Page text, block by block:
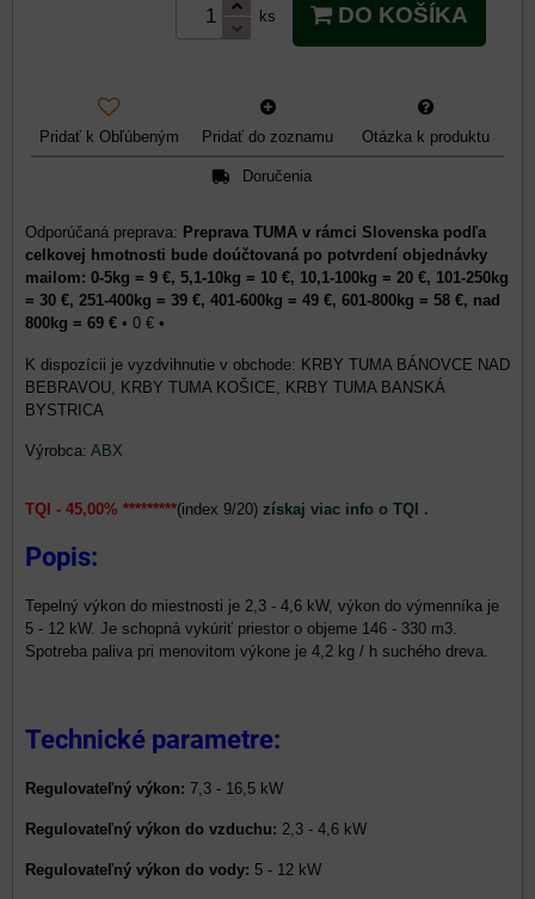
ks DO KOŠÍKA
Pridať k Obľúbeným Pridať do zoznamu Otázka k produktu
Doručenia
Preprava TUMA v rámci Slovenska podľa
celkovej hmotnosti bude doúčtovaná po potvrdení objednávky
mailom: 0-5kg = 9 €, 5,1-10kg = 10 €, 10,1-100kg = 20 €, 101-250kg
= 30 €, 251-400kg = 39 €, 401-600kg = 49 €, 601-800kg = 58 €, nad
800kg = 69 € • 0 € •
KRBY TUMA BÁNOVCE NAD
BEBRAVOU, KRBY TUMA KOŠICE, KRBY TUMA BANSKÁ
BYSTRICA
Výrobca: ABX
TQI - 45,00% *********(index 9/20) získaj viac info o TQI .
Popis:
Tepelný výkon do miestnosti je 2,3 - 4,6 kW, výkon do výmenníka je
5 - 12 kW. Je schopná vykúriť priestor o objeme 146 - 330 m3.
Spotreba paliva pri menovitom výkone je 4,2 kg / h suchého dreva.
Technické parametre:
Regulovateľný výkon: 7,3 - 16,5 kW
Regulovateľný výkon do vzduchu: 2,3 - 4,6 kW
Regulovateľný výkon do vody: 5 - 12 kW